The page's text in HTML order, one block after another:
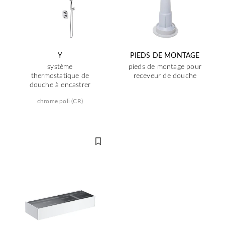
Y
système
thermostatique de
douche à encastrer
chrome poli (CR)
PIEDS DE MONTAGE
pieds de montage pour
receveur de douche